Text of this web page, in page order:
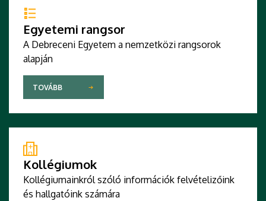
Egyetemi rangsor
A Debreceni Egyetem a nemzetközi rangsorok
alapján
TOVÁBB
Kollégiumok
Kollégiumainkról szóló információk felvételizőink
és hallgatóink számára